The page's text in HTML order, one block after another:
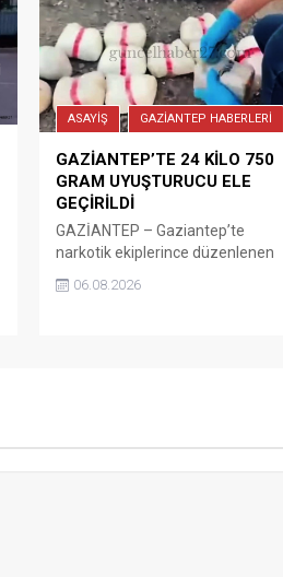
ASAYİŞ GAZİANTEP HABERLERİ
GAZİANTEP’TE 24 KİLO 750
GRAM UYUŞTURUCU ELE
GEÇİRİLDİ
GAZİANTEP – Gaziantep’te
narkotik ekiplerince düzenlenen
metamfetamin ile 3 kilo 900 gram
ekiplerince yürütülen çalışmalar
06.08.2026